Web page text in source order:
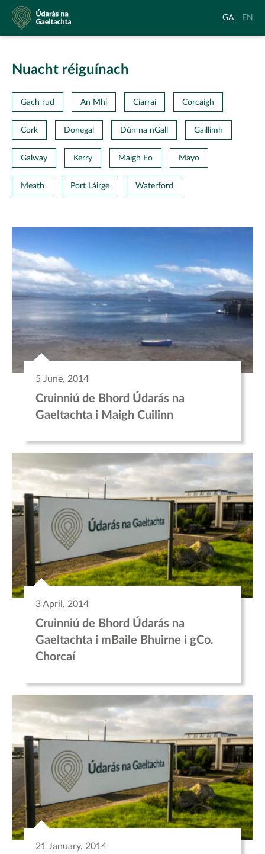
Údarás
na
Gaeltachta
Aistrigh
Gaeilge
GA
to
EN
Nuacht réiguínach
Gach rud An Mhí Ciarraí Corcaigh
Cork Donegal Dún na nGall Gaillimh
Galway Kerry Maigh Eo Mayo
Meath Port Láirge Waterford
5 June, 2014
Cruinniú de Bhord Údarás na
Gaeltachta i Maigh Cuilinn
3 April, 2014
Cruinniú de Bhord Údarás na
Gaeltachta i mBaile Bhuirne i gCo.
Chorcaí
21 January, 2014